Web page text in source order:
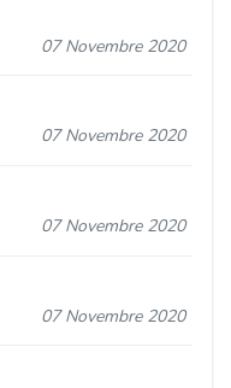
07 Novembre 2020
07 Novembre 2020
07 Novembre 2020
07 Novembre 2020